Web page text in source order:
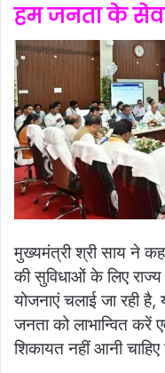
हम जनता के
मुख्यमंत्री श्री साय ने
की सुविधाओं के लिए राज्य
योजनाएं चलाई जा रही
जनता को लाभान्वित करें
शिकायत नहीं आनी